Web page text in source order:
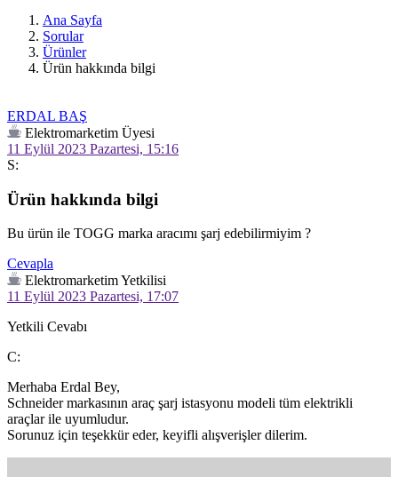
Ana Sayfa
Sorular
Ürünler
Ürün hakkında bilgi
ERDAL BAŞ
Elektromarketim Üyesi
11 Eylül 2023 Pazartesi, 15:16
S:
Ürün hakkında bilgi
Bu ürün ile TOGG marka aracımı şarj edebilirmiyim ?
Cevapla
Elektromarketim Yetkilisi
11 Eylül 2023 Pazartesi, 17:07
Yetkili Cevabı
C:
Merhaba Erdal Bey,
Schneider markasının araç şarj istasyonu modeli tüm elektrikli
araçlar ile uyumludur.
Sorunuz için teşekkür eder, keyifli alışverişler dilerim.